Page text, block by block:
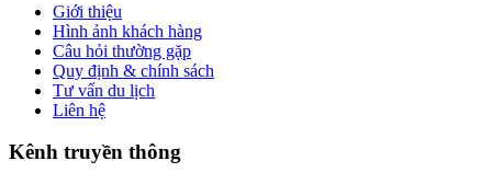
Giới thiệu
Hình ảnh khách hàng
Câu hỏi thường gặp
Quy định & chính sách
Tư vấn du lịch
Liên hệ
Kênh truyền thông